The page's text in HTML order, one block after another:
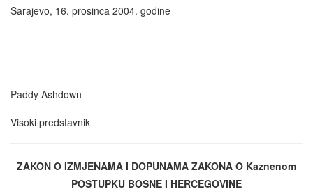
Sarajevo, 16. prosinca 2004. godine
Paddy Ashdown
Visoki predstavnik
ZAKON O IZMJENAMA I DOPUNAMA ZAKONA O Kaznenom
POSTUPKU BOSNE I HERCEGOVINE